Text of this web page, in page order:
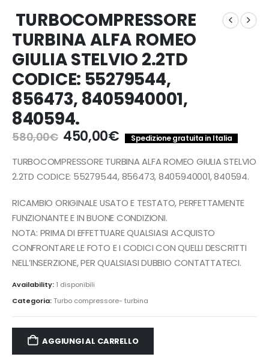
TURBOCOMPRESSORE
TURBINA ALFA ROMEO
GIULIA STELVIO 2.2TD
CODICE: 55279544,
856473, 8405940001,
840594.
580,00€ Il
prezzo
originale
era:
450,00€Il
prezzo
attuale
è:
Spedizione gratuita in Italia
TURBOCOMPRESSORE TURBINA ALFA ROMEO GIULIA STELVIO
2.2TD CODICE: 55279544, 856473, 8405940001, 840594.
RICAMBIO ORIGINALE USATO E TESTATO, PERFETTAMENTE
FUNZIONANTE E IN BUONE CONDIZIONI.
NOTA: PRIMA DI EFFETTUARE QUALSIASI ACQUISTO
CONFRONTARE LE FOTO E I CODICI CON QUELLI DESCRITTI
NELL’INSERZIONE, PER QUALSIASI DUBBIO CONTATTATECI.
Availability: 1 disponibili
Categoria:Turbo compressore- turbina
AGGIUNGI AL CARRELLO